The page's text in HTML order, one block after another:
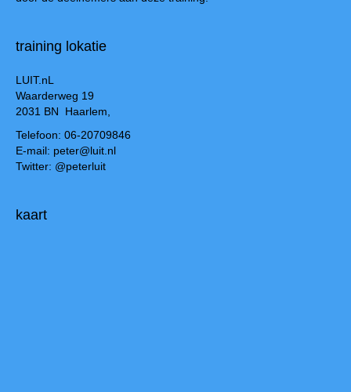
training lokatie
LUIT.nL
Waarderweg 19
2031 BN Haarlem,
Telefoon: 06-20709846
E-mail: peter@luit.nl
Twitter: @peterluit
kaart